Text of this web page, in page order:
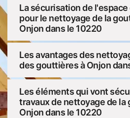
La sécurisation de
pour le nettoyage de la
Onjon dans le 10220
Les avantages des
des gouttières à Onjon
Les éléments qui vont
travaux de nettoyage de la
Onjon dans le 10220